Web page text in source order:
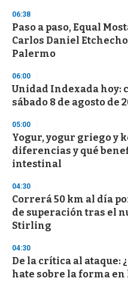
s
e
c
o
n
06:38
Paso a paso, Equal
Carlos Daniel
Palermo
06:00
Unidad Indexada hoy:
sábado 8 de agosto de
05:00
Yogur, yogur griego y
diferencias y qué
intestinal
04:30
Correrá 50 km al día
de superación tras el
Stirling
04:30
De la crítica al ataque:
hate sobre la forma en